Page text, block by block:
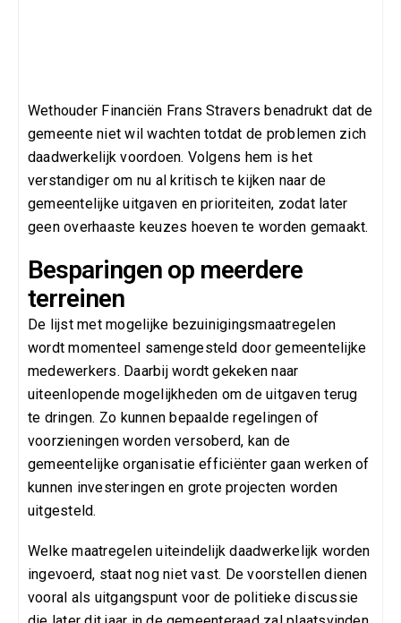
Wethouder Financiën Frans Stravers benadrukt dat de
gemeente niet wil wachten totdat de problemen zich
daadwerkelijk voordoen. Volgens hem is het
verstandiger om nu al kritisch te kijken naar de
gemeentelijke uitgaven en prioriteiten, zodat later
geen overhaaste keuzes hoeven te worden gemaakt.
Besparingen op meerdere
terreinen
De lijst met mogelijke bezuinigingsmaatregelen
wordt momenteel samengesteld door gemeentelijke
medewerkers. Daarbij wordt gekeken naar
uiteenlopende mogelijkheden om de uitgaven terug
te dringen. Zo kunnen bepaalde regelingen of
voorzieningen worden versoberd, kan de
gemeentelijke organisatie efficiënter gaan werken of
kunnen investeringen en grote projecten worden
uitgesteld.
Welke maatregelen uiteindelijk daadwerkelijk worden
ingevoerd, staat nog niet vast. De voorstellen dienen
vooral als uitgangspunt voor de politieke discussie